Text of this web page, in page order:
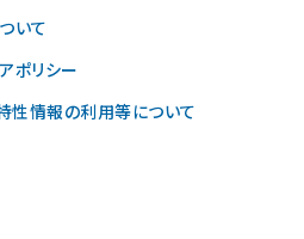
いて
ポリシー
性情報の利用等について